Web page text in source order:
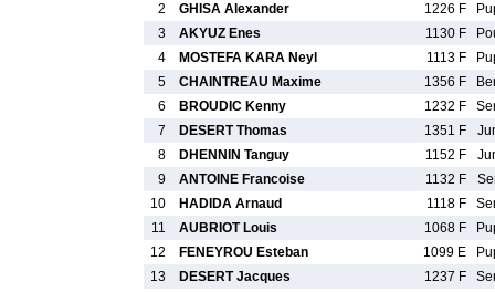
2
GHISA Alexander 1226 F
3
AKYUZ Enes 1130 F
4
MOSTEFA KARA Neyl 1113 F
5
CHAINTREAU Maxime 1356 F
6
BROUDIC Kenny 1232 F
7
DESERT Thomas 1351 F
8
DHENNIN Tanguy 1152 F
9
ANTOINE Francoise 1132 F
10
HADIDA Arnaud 1118 F
11
AUBRIOT Louis 1068 F
12
FENEYROU Esteban 1099 E
13
DESERT Jacques 1237 F